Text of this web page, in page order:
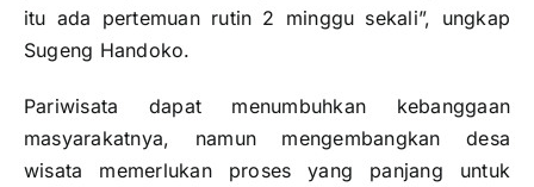
itu ada pertemuan rutin 2 minggu sekali”, ungkap
Sugeng Handoko.
Pariwisata dapat menumbuhkan kebanggaan
masyarakatnya, namun mengembangkan desa
wisata memerlukan proses yang panjang untuk